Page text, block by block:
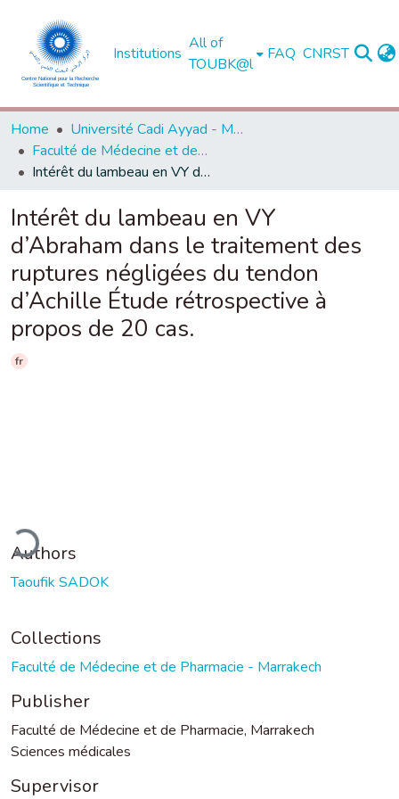
Institutions
All of
TOUBK@l
FAQ CNRST
Home
Université Cadi Ayyad - Marrakech
Faculté de Médecine et de Pharmacie - Marrakech
Intérêt du lambeau en VY d’Abraham dans le traitement des ruptures négligées du tendon d’Achille Étude rétrospective à propos de 20 cas.
Intérêt du lambeau en VY
d’Abraham dans le traitement des
ruptures négligées du tendon
d’Achille Étude rétrospective à
propos de 20 cas.
fr
Authors
Taoufik SADOK
Collections
Faculté de Médecine et de Pharmacie - Marrakech
Publisher
Faculté de Médecine et de Pharmacie, Marrakech
Sciences médicales
Supervisor